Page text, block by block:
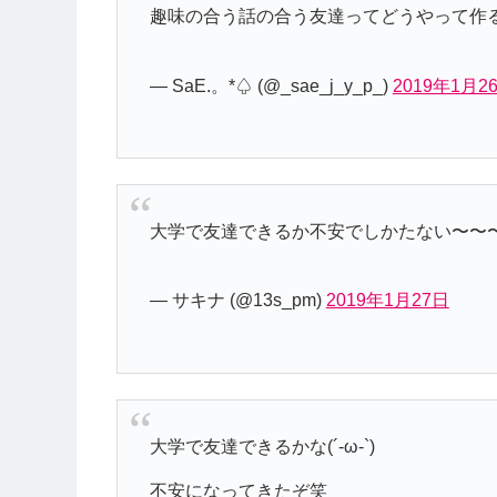
趣味の合う話の合う友達ってどうやって作
— SaE.。*♤ (@_sae_j_y_p_) 2019年1月
大学で友達できるか不安でしかたない〜〜
— サキナ (@13s_pm) 2019年1月27日
大学で友達できるかな(´-ω-`)
不安になってきたぞ笑